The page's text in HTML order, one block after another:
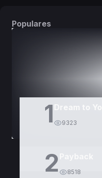
Populares
1 Dream to You
9323
2 8518